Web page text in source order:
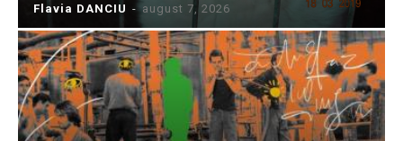
Flavia DANCIU - august 7, 2026